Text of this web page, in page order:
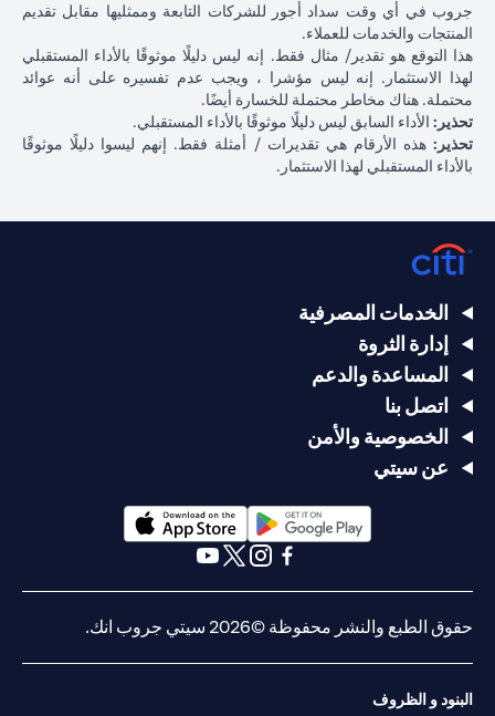
جروب في أي وقت سداد أجور للشركات التابعة وممثليها مقابل تقديم
المنتجات والخدمات للعملاء.
هذا التوقع هو تقدير/ مثال فقط. إنه ليس دليلًا موثوقًا بالأداء المستقبلي
لهذا الاستثمار. إنه ليس مؤشرا ، ويجب عدم تفسيره على أنه عوائد
محتملة. هناك مخاطر محتملة للخسارة أيضًا.
تحذير: الأداء السابق ليس دليلًا موثوقًا بالأداء المستقبلي.
تحذير: هذه الأرقام هي تقديرات / أمثلة فقط. إنهم ليسوا دليلًا موثوقًا
بالأداء المستقبلي لهذا الاستثمار.
الخدمات المصرفية
إدارة الثروة
المساعدة والدعم
اتصل بنا
الخصوصية والأمن
عن سيتي
(opens in a new tab)
حقوق الطبع والنشر محفوظة ©2026 سيتي جروب انك.
البنود و الظروف